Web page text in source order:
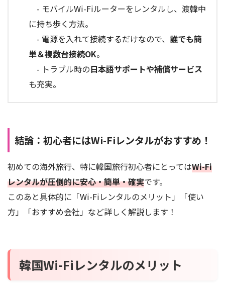
- モバイルWi-Fiルーターをレンタルし、渡韓中
に持ち歩く方法。
- 電源を入れて接続するだけなので、 誰でも簡
単＆複数台接続OK。
- トラブル時の日本語サポートや補償サービス
も充実。
結論：初心者にはWi-Fiレンタルがおすすめ！
初めての海外旅行、特に韓国旅行初心者にとってはWi-Fi
レンタルが圧倒的に安心・簡単・確実です。
このあと具体的に「Wi-Fiレンタルのメリット」「使い
方」「おすすめ会社」など詳しく解説します！
韓国Wi-Fiレンタルのメリット